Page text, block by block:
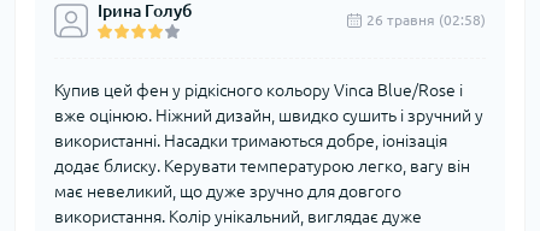
Ірина Голуб 26 травня (02:58)
Купив цей фен у рідкісного кольору Vinca Blue/Rose і
вже оцінюю. Ніжний дизайн, швидко сушить і зручний у
використанні. Насадки тримаються добре, іонізація
додає блиску. Керувати температурою легко, вагу він
має невеликий, що дуже зручно для довгого
використання. Колір унікальний, виглядає дуже